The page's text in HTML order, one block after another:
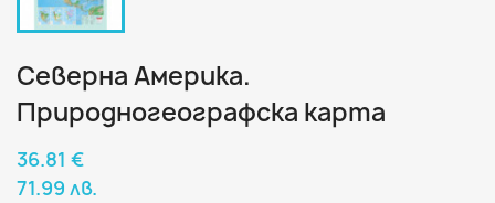
Северна Америка.
Природногеографска карта
36.81 €
71.99 лв.